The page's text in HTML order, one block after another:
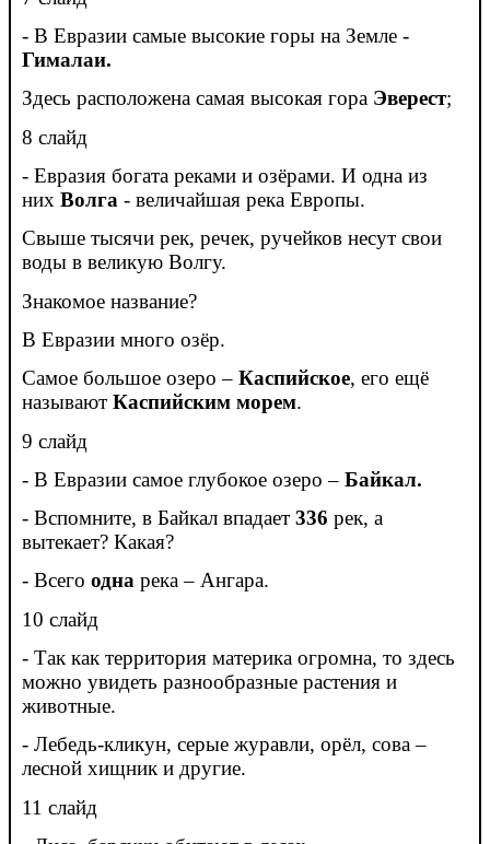
- В Евразии самые высокие горы на Земле -
Гималаи.
Здесь расположена самая высокая гора Эверест;
8 слайд
- Евразия богата реками и озёрами. И одна из
них Волга - величайшая река Европы.
Свыше тысячи рек, речек, ручейков несут свои
воды в великую Волгу.
Знакомое название?
В Евразии много озёр.
Самое большое озеро – Каспийское, его ещё
называют Каспийским морем.
9 слайд
- В Евразии самое глубокое озеро – Байкал.
- Вспомните, в Байкал впадает 336 рек, а
вытекает? Какая?
- Всего одна река – Ангара.
10 слайд
- Так как территория материка огромна, то здесь
можно увидеть разнообразные растения и
животные.
- Лебедь-кликун, серые журавли, орёл, сова –
лесной хищник и другие.
11 слайд